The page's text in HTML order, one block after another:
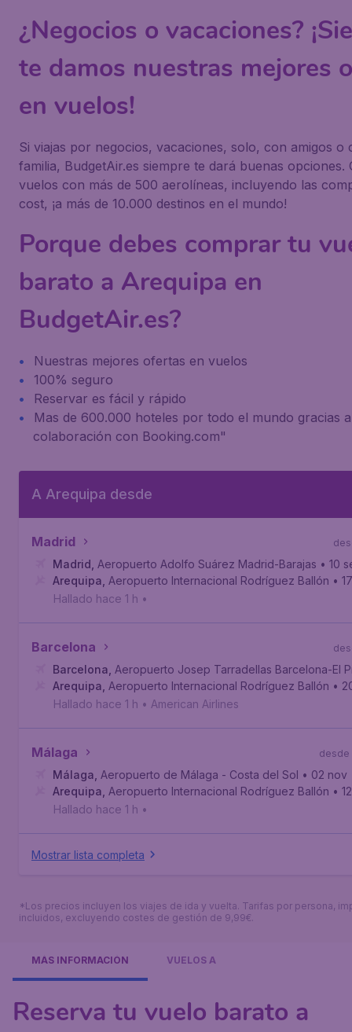
¿Negocios o vacaciones?
te damos nuestras mejores
en vuelos!
Si viajas por negocios, vacaciones, solo, con amigos o
familia, BudgetAir.es siempre te dará buenas opciones.
vuelos con más de 500 aerolíneas, incluyendo las
cost, ¡a más de 10.000 destinos en el mundo!
Porque debes comprar tu
barato a Arequipa en
BudgetAir.es?
Nuestras mejores ofertas en vuelos
100% seguro
Reservar es fácil y rápido
Mas de 600.000 hoteles por todo el mundo gracias
colaboración con Booking.com"
A Arequipa desde
Madrid
Madrid Aeropuerto Adolfo Suárez Madrid-Barajas • 10
Arequipa Aeropuerto Internacional Rodríguez Ballón •
Hallado hace 1 h •
Barcelona
Barcelona Aeropuerto Josep Tarradellas Barcelona-El
Arequipa Aeropuerto Internacional Rodríguez Ballón •
Hallado hace 1 h • American Airlines
Málaga desde
Málaga Aeropuerto de Málaga - Costa del Sol • 02 nov
Arequipa Aeropuerto Internacional Rodríguez Ballón •
Hallado hace 1 h •
Mostrar lista completa
*Los precios incluyen los viajes de ida y vuelta. Tarifas por persona,
incluidos, excluyendo costes de gestión de 9,99€.
MÁS INFORMACIÓN VUELOS A
Reserva tu vuelo barato a